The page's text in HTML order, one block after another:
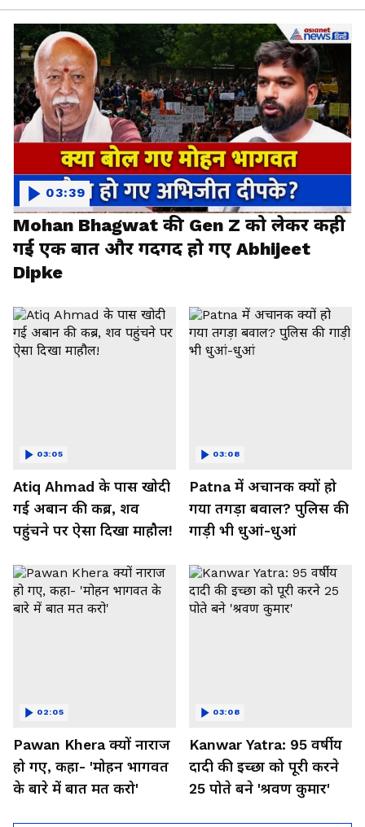
Mohan Bhagwat की Gen Z को लेकर कही
गई एक बात और गदगद हो गए Abhijeet
Dipke
03:39
Atiq Ahmad के पास खोदी
गई अबान की कब्र, शव
पहुंचने पर ऐसा दिखा माहौल!
03:05
Patna में अचानक क्यों हो
गया तगड़ा बवाल? पुलिस की
गाड़ी भी धुआं-धुआं
03:08
Pawan Khera क्यों नाराज
हो गए, कहा- 'मोहन भागवत
के बारे में बात मत करो'
02:05
Kanwar Yatra: 95 वर्षीय
दादी की इच्छा को पूरी करने
25 पोते बने 'श्रवण कुमार'
03:08